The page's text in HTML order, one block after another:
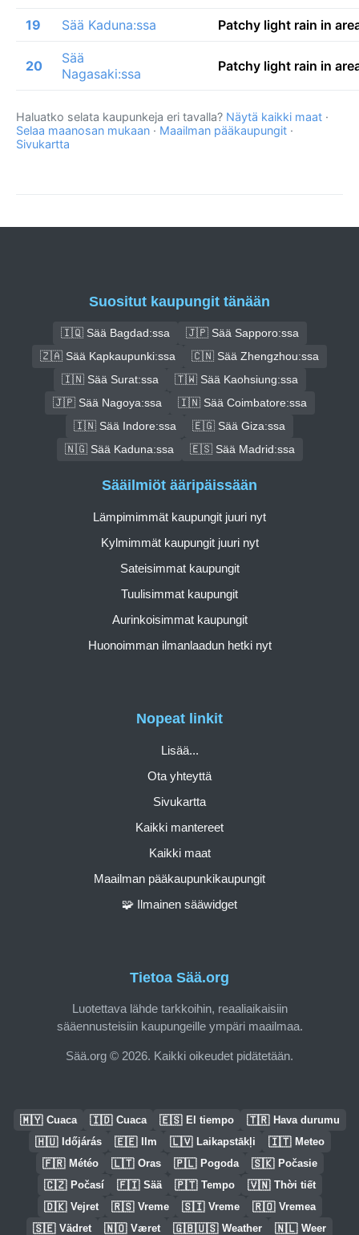
19 Sää Kaduna:ssa Patchy light rain in
20
Sää
Nagasaki:ssa
Patchy light rain in
Haluatko selata kaupunkeja eri tavalla? Näytä kaikki maat ·
Selaa maanosan mukaan · Maailman pääkaupungit ·
Sivukartta
Suositut kaupungit tänään
🇮🇶 Sää Bagdad:ssa
🇯🇵 Sää Sapporo:ssa
🇿🇦 Sää Kapkaupunki:ssa
🇨🇳 Sää Zhengzhou:ssa
🇮🇳 Sää Surat:ssa
🇹🇼 Sää Kaohsiung:ssa
🇯🇵 Sää Nagoya:ssa
🇮🇳 Sää Coimbatore:ssa
🇮🇳 Sää Indore:ssa
🇪🇬 Sää Giza:ssa
🇳🇬 Sää Kaduna:ssa
🇪🇸 Sää Madrid:ssa
Tietoa Sää.org
Luotettava lähde tarkkoihin, reaaliaikaisiin
sääennusteisiin kaupungeille ympäri maailmaa.
Sää.org © 2026. Kaikki oikeudet pidätetään.
Nopeat linkit
Lisää...
Ota yhteyttä
Sivukartta
Kaikki mantereet
Kaikki maat
Maailman pääkaupunkikaupungit
🧩 Ilmainen sääwidget
Sääilmiöt ääripäissään
Lämpimimmät kaupungit juuri nyt
Kylmimmät kaupungit juuri nyt
Sateisimmat kaupungit
Tuulisimmat kaupungit
Aurinkoisimmat kaupungit
Huonoimman ilmanlaadun hetki nyt
🇲🇾 Cuaca 🇮🇩 Cuaca 🇪🇸 El tiempo 🇹🇷 Hava durumu
🇭🇺 Időjárás 🇪🇪 Ilm 🇱🇻 Laikapstākļi 🇮🇹 Meteo
🇫🇷 Météo 🇱🇹 Oras 🇵🇱 Pogoda 🇸🇰 Počasie
🇨🇿 Počasí 🇫🇮 Sää 🇵🇹 Tempo 🇻🇳 Thời tiết
🇩🇰 Vejret 🇷🇸 Vreme 🇸🇮 Vreme 🇷🇴 Vremea
🇸🇪 Vädret 🇳🇴 Været 🇬🇧🇺🇸 Weather 🇳🇱 Weer